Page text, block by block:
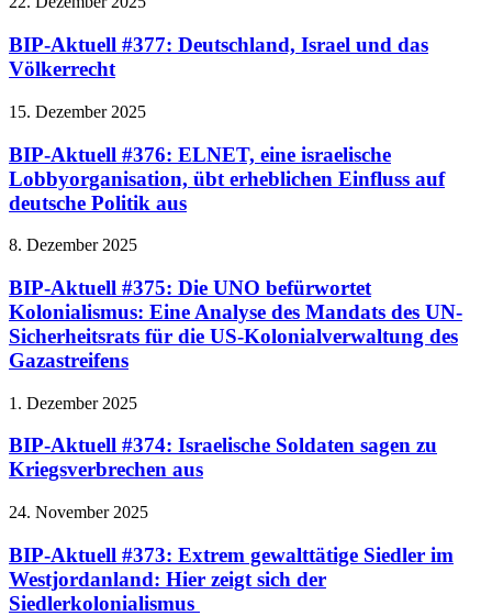
BIP-Aktuell #377: Deutschland, Israel und das
Völkerrecht
15. Dezember 2025
BIP-Aktuell #376: ELNET, eine israelische
Lobbyorganisation, übt erheblichen Einfluss auf
deutsche Politik aus
8. Dezember 2025
BIP-Aktuell #375: Die UNO befürwortet
Kolonialismus: Eine Analyse des Mandats des UN-
Sicherheitsrats für die US-Kolonialverwaltung des
Gazastreifens
1. Dezember 2025
BIP-Aktuell #374: Israelische Soldaten sagen zu
Kriegsverbrechen aus
24. November 2025
BIP-Aktuell #373: Extrem gewalttätige Siedler im
Westjordanland: Hier zeigt sich der
Siedlerkolonialismus